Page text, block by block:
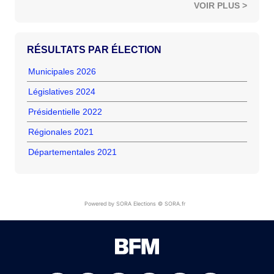
VOIR PLUS >
RÉSULTATS PAR ÉLECTION
Municipales 2026
Législatives 2024
Présidentielle 2022
Régionales 2021
Départementales 2021
Powered by SORA Elections © SORA.fr